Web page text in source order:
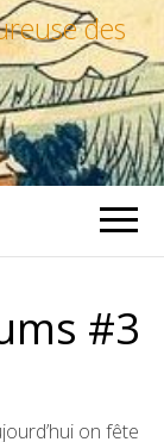
des
#3
on fête